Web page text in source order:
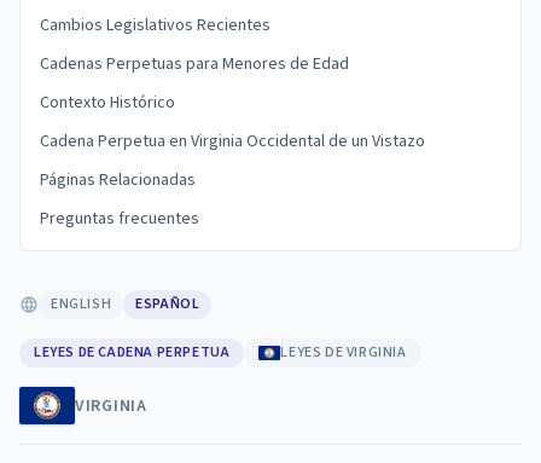
Cambios Legislativos Recientes
Cadenas Perpetuas para Menores de Edad
Contexto Histórico
Cadena Perpetua en Virginia Occidental de un Vistazo
Páginas Relacionadas
Preguntas frecuentes
ENGLISH ESPAÑOL
LEYES DE CADENA PERPETUA LEYES DE VIRGINIA
VIRGINIA